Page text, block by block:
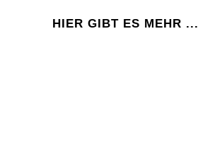
HIER GIBT ES MEHR ...